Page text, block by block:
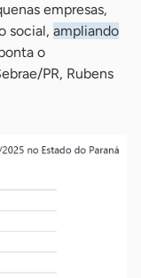
empresas,
social, ampliando
o
PR, Rubens